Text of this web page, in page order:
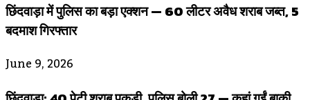
छिंदवाड़ा में पुलिस का बड़ा एक्शन — 60 लीटर अवैध शराब जब्त, 5
बदमाश गिरफ्तार
June 9, 2026